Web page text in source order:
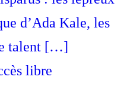
d’Ada Kale, les
talent […]
libre